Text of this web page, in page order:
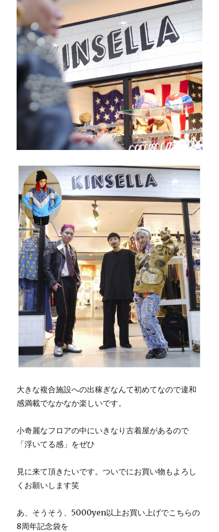
大きな複合施設への出稼ぎなんて初めてなので違和
感満載でなかなか楽しいです。
小奇麗なフロアの中にいきなり古着屋があるので
「浮いてる感」をぜひ
見に来て頂きたいです。ついでにお買い物もよろし
くお願いします笑
あ、そうそう、5000yen以上お買い上げでこちらの
8周年記念袋を